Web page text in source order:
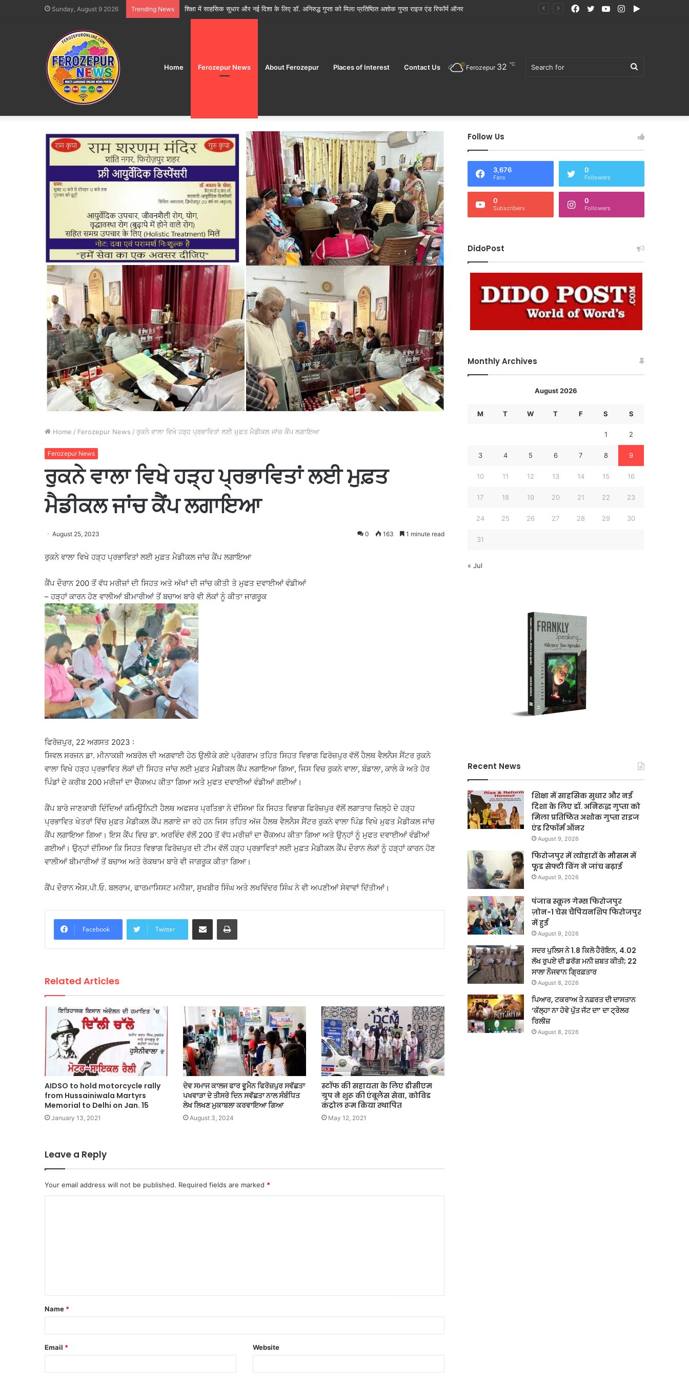
Sunday, August 9 2026 Trending News फिरोजपुर में त्योहारों के मौसम में फूड सेफ्टी विंग ने जांच बढ़ाई
Google
Instagram
YouTube
Twitter
Facebook
Home Ferozepur News About Ferozepur Places of Interest Contact Us Search
for
Ferozepur 32 ℃
Home / Ferozepur News / ਰੁਕਨੇ ਵਾਲਾ ਵਿਖੇ ਹੜ੍ਹ ਪ੍ਰਭਾਵਿਤਾਂ ਲਈ ਮੁਫ਼ਤ ਮੈਡੀਕਲ ਜਾਂਚ ਕੈਂਪ ਲਗਾਇਆ
Ferozepur News
ਰੁਕਨੇ ਵਾਲਾ ਵਿਖੇ ਹੜ੍ਹ ਪ੍ਰਭਾਵਿਤਾਂ ਲਈ ਮੁਫ਼ਤ
ਮੈਡੀਕਲ ਜਾਂਚ ਕੈਂਪ ਲਗਾਇਆ
August 25, 2023 0 163 1 minute read
ਰੁਕਨੇ ਵਾਲਾ ਵਿਖੇ ਹੜ੍ਹ ਪ੍ਰਭਾਵਿਤਾਂ ਲਈ ਮੁਫ਼ਤ ਮੈਡੀਕਲ ਜਾਂਚ ਕੈਂਪ ਲਗਾਇਆ
ਕੈਂਪ ਦੌਰਾਨ 200 ਤੋਂ ਵੱਧ ਮਰੀਜ਼ਾਂ ਦੀ ਸਿਹਤ ਅਤੇ ਅੱਖਾਂ ਦੀ ਜਾਂਚ ਕੀਤੀ ਤੇ ਮੁਫਤ ਦਵਾਈਆਂ ਵੰਡੀਆਂ
– ਹੜ੍ਹਾਂ ਕਾਰਨ ਹੋਣ ਵਾਲੀਆਂ ਬੀਮਾਰੀਆਂ ਤੋਂ ਬਚਾਅ ਬਾਰੇ ਵੀ ਲੋਕਾਂ ਨੂੰ ਕੀਤਾ ਜਾਗਰੂਕ
ਫਿਰੋਜ਼ਪੁਰ, 22 ਅਗਸਤ 2023 :
ਸਿਵਲ ਸਰਜਨ ਡਾ. ਮੀਨਾਕਸ਼ੀ ਅਬਰੋਲ ਦੀ ਅਗਵਾਈ ਹੇਠ ਉਲੀਕੇ ਗਏ ਪ੍ਰੋਗਰਾਮ ਤਹਿਤ ਸਿਹਤ ਵਿਭਾਗ ਫਿਰੋਜ਼ਪੁਰ ਵੱਲੋਂ ਹੈਲਥ ਵੈਲਨੈਸ ਸੈਂਟਰ ਰੁਕਨੇ
ਵਾਲਾ ਵਿਖੇ ਹੜ੍ਹ ਪ੍ਰਭਾਵਿਤ ਲੋਕਾਂ ਦੀ ਸਿਹਤ ਜਾਂਚ ਲਈ ਮੁਫ਼ਤ ਮੈਡੀਕਲ ਕੈਂਪ ਲਗਾਇਆ ਗਿਆ, ਜਿਸ ਵਿਚ ਰੁਕਨੇ ਵਾਲਾ, ਬੰਡਾਲਾ, ਕਾਲੇ ਕੇ ਅਤੇ ਹੋਰ
ਪਿੰਡਾਂ ਦੇ ਕਰੀਬ 200 ਮਰੀਜਾਂ ਦਾ ਚੈੱਕਅਪ ਕੀਤਾ ਗਿਆ ਅਤੇ ਮੁਫਤ ਦਵਾਈਆਂ ਵੰਡੀਆਂ ਗਈਆਂ।
ਕੈਂਪ ਬਾਰੇ ਜਾਣਕਾਰੀ ਦਿੰਦਿਆਂ ਕਮਿਊਨਿਟੀ ਹੈਲਥ ਅਫਸਰ ਪ੍ਰਤਿਭਾ ਨੇ ਦੱਸਿਆ ਕਿ ਸਿਹਤ ਵਿਭਾਗ ਫਿਰੋਜ਼ਪੁਰ ਵੱਲੋਂ ਲਗਾਤਾਰ ਜ਼ਿਲ੍ਹੇ ਦੇ ਹੜ੍ਹ
ਪ੍ਰਭਾਵਿਤ ਖੇਤਰਾਂ ਵਿੱਚ ਮੁਫ਼ਤ ਮੈਡੀਕਲ ਕੈਂਪ ਲਗਾਏ ਜਾ ਰਹੇ ਹਨ ਜਿਸ ਤਹਿਤ ਅੱਜ ਹੈਲਥ ਵੈਲਨੈਸ ਸੈਂਟਰ ਰੁਕਨੇ ਵਾਲਾ ਪਿੰਡ ਵਿਖੇ ਮੁਫਤ ਮੈਡੀਕਲ ਜਾਂਚ
ਕੈਂਪ ਲਗਾਇਆ ਗਿਆ। ਇਸ ਕੈਂਪ ਵਿਚ ਡਾ. ਅਰਵਿੰਦ ਵੱਲੋਂ 200 ਤੋਂ ਵੱਧ ਮਰੀਜ਼ਾਂ ਦਾ ਚੈੱਕਅਪ ਕੀਤਾ ਗਿਆ ਅਤੇ ਉਨ੍ਹਾਂ ਨੂੰ ਮੁਫਤ ਦਵਾਈਆਂ ਵੰਡੀਆਂ
ਗਈਆਂ। ਉਨ੍ਹਾਂ ਦੱਸਿਆ ਕਿ ਸਿਹਤ ਵਿਭਾਗ ਫਿਰੋਜ਼ਪੁਰ ਦੀ ਟੀਮ ਵੱਲੋਂ ਹੜ੍ਹ ਪ੍ਰਭਾਵਿਤਾਂ ਲਈ ਮੁਫ਼ਤ ਮੈਡੀਕਲ ਕੈਂਪ ਦੌਰਾਨ ਲੋਕਾਂ ਨੂੰ ਹੜ੍ਹਾਂ ਕਾਰਨ ਹੋਣ
ਵਾਲੀਆਂ ਬੀਮਾਰੀਆਂ ਤੋਂ ਬਚਾਅ ਅਤੇ ਰੋਕਥਾਮ ਬਾਰੇ ਵੀ ਜਾਗਰੂਕ ਕੀਤਾ ਗਿਆ।
ਕੈਂਪ ਦੌਰਾਨ ਐਸ.ਪੀ.ਓ. ਬਲਰਾਮ, ਫਾਰਮਾਸਿਸਟ ਮਨੀਸ਼ਾ, ਸੁਖਬੀਰ ਸਿੰਘ ਅਤੇ ਲਖਵਿੰਦਰ ਸਿੰਘ ਨੇ ਵੀ ਅਪਣੀਆਂ ਸੇਵਾਵਾਂ ਦਿੱਤੀਆਂ।
Facebook Twitter
Share via Email Print
Related Articles
AIDSO to hold motorcycle rally
from Hussainiwala Martyrs
Memorial to Delhi on Jan. 15
January 13, 2021
ਦੇਵ ਸਮਾਜ ਕਾਲਜ ਫਾਰ ਵੂਮੈਨ ਫਿਰੋਜ਼ਪੁਰ ਸਵੱਛਤਾ
ਪਖਵਾੜਾ ਦੇ ਤੀਸਰੇ ਦਿਨ ਸਵੱਛਤਾ ਨਾਲ ਸੰਬੰਧਿਤ
ਲੇਖ ਲਿਖਣ ਮੁਕਾਬਲਾ ਕਰਵਾਇਆ ਗਿਆ
August 3, 2024
स्टॉफ की सहायता के लिए डीसीएम
ग्रुप ने शुरू की एंबूलैंस सेवा, कोविड
कंट्रोल रूम किया स्थापित
May 12, 2021
Leave a Reply
Your email address will not be published. Required fields are marked *
t
*
Name *
Email * Website
Follow Us
3,676
Fans
0
Followers
0
Subscribers
0
Followers
DidoPost
Monthly Archives
August 2026
M T W T F S S
1 2
3 4 5 6 7 8 9
10 11 12 13 14 15 16
17 18 19 20 21 22 23
24 25 26 27 28 29 30
31
« Jul
Recent News
शिक्षा में साहसिक सुधार और नई
दिशा के लिए डॉ. अनिरुद्ध गुप्ता को
मिला प्रतिष्ठित अशोक गुप्ता राइज
एंड रिफॉर्म ऑनर
August 9, 2026
फिरोजपुर में त्योहारों के मौसम में
फूड सेफ्टी विंग ने जांच बढ़ाई
August 9, 2026
पंजाब स्कूल गेम्स फिरोजपुर
ज़ोन-1 चेस चैंपियनशिप फिरोजपुर
में हुई
August 9, 2026
ਸਦਰ ਪੁਲਿਸ ਨੇ 1.8 ਕਿਲੋ ਹੈਰੋਇਨ, 4.02
ਲੱਖ ਰੁਪਏ ਦੀ ਡਰੱਗ ਮਨੀ ਜ਼ਬਤ ਕੀਤੀ; 22
ਸਾਲਾ ਨੌਜਵਾਨ ਗ੍ਰਿਫ਼ਤਾਰ
August 8, 2026
ਪਿਆਰ, ਟਕਰਾਅ ਤੇ ਨਫ਼ਰਤ ਦੀ ਦਾਸਤਾਨ
‘ਕੱਲ੍ਹਾ ਨਾ ਹੋਵੇ ਪੁੱਤ ਜੱਟ ਦਾ’ ਦਾ ਟ੍ਰੇਲਰ
ਰਿਲੀਜ਼
August 8, 2026